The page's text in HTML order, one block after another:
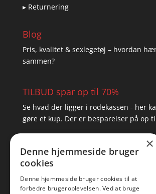
▸ Returnering
Blog
Pris, kvalitet & sexlegetøj – hvordan
sammen?
TILBUD spar op til 70%
Se hvad der ligger i rodekassen - her
gøre et kup. Der er besparelser på op
Tlf: 7876 8672
×
Denne hjemmeside bruger
cookies
Denne hjemmeside bruger cookies til at
forbedre brugeroplevelsen. Ved at bruge